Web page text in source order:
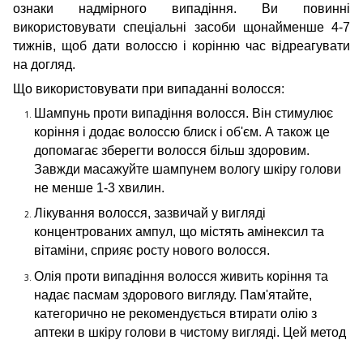
ознаки надмірного випадіння. Ви повинні
використовувати спеціальні засоби щонайменше 4-7
тижнів, щоб дати волоссю і корінню час відреагувати
на догляд.
Що використовувати при випаданні волосся:
Шампунь проти випадіння волосся. Він стимулює
коріння і додає волоссю блиск і об'єм. А також це
допомагає зберегти волосся більш здоровим.
Завжди масажуйте шампунем вологу шкіру голови
не менше 1-3 хвилин.
Лікування волосся, зазвичай у вигляді
концентрованих ампул, що містять амінексил та
вітаміни, сприяє росту нового волосся.
Олія проти випадіння волосся живить коріння та
надає пасмам здорового вигляду. Пам'ятайте,
категорично не рекомендується втирати олію з
аптеки в шкіру голови в чистому вигляді. Цей метод